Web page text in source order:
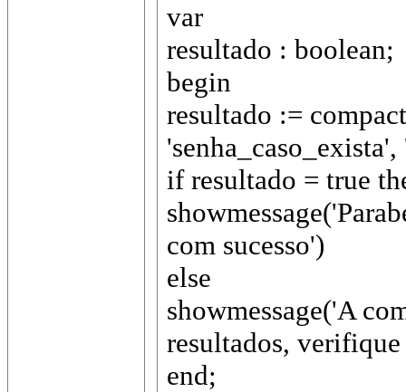
var
resultado : boolean;
begin
resultado :=
if resultado = true
com sucesso')
else
showmessage('A
resultados,
end;